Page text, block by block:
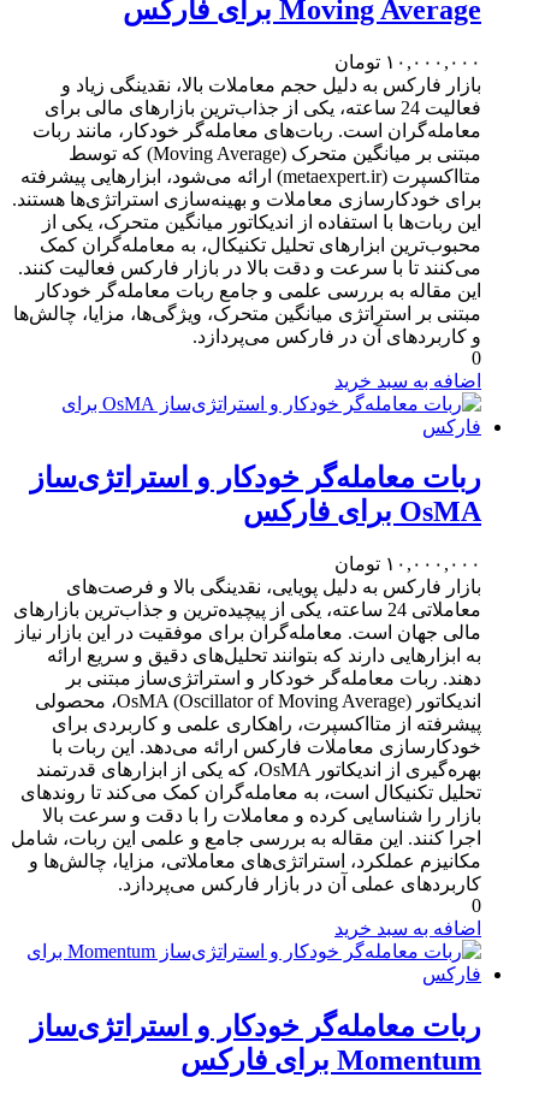
Moving Average برای فارکس
۱۰,۰۰۰,۰۰۰ تومان
بازار فارکس به دلیل حجم معاملات بالا، نقدینگی زیاد و
فعالیت 24 ساعته، یکی از جذاب‌ترین بازارهای مالی برای
معامله‌گران است. ربات‌های معامله‌گر خودکار، مانند ربات
مبتنی بر میانگین متحرک (Moving Average) که توسط
متااکسپرت (metaexpert.ir) ارائه می‌شود، ابزارهایی پیشرفته
برای خودکارسازی معاملات و بهینه‌سازی استراتژی‌ها هستند.
این ربات‌ها با استفاده از اندیکاتور میانگین متحرک، یکی از
محبوب‌ترین ابزارهای تحلیل تکنیکال، به معامله‌گران کمک
می‌کنند تا با سرعت و دقت بالا در بازار فارکس فعالیت کنند.
این مقاله به بررسی علمی و جامع ربات معامله‌گر خودکار
مبتنی بر استراتژی میانگین متحرک، ویژگی‌ها، مزایا، چالش‌ها
و کاربردهای آن در فارکس می‌پردازد.
0
اضافه به سبد خرید
ربات معامله‌گر خودکار و استراتژی‌ساز
OsMA برای فارکس
۱۰,۰۰۰,۰۰۰ تومان
بازار فارکس به دلیل پویایی، نقدینگی بالا و فرصت‌های
معاملاتی 24 ساعته، یکی از پیچیده‌ترین و جذاب‌ترین بازارهای
مالی جهان است. معامله‌گران برای موفقیت در این بازار نیاز
به ابزارهایی دارند که بتوانند تحلیل‌های دقیق و سریع ارائه
دهند. ربات معامله‌گر خودکار و استراتژی‌ساز مبتنی بر
اندیکاتور OsMA (Oscillator of Moving Average)، محصولی
پیشرفته از متااکسپرت، راهکاری علمی و کاربردی برای
خودکارسازی معاملات فارکس ارائه می‌دهد. این ربات با
بهره‌گیری از اندیکاتور OsMA، که یکی از ابزارهای قدرتمند
تحلیل تکنیکال است، به معامله‌گران کمک می‌کند تا روندهای
بازار را شناسایی کرده و معاملات را با دقت و سرعت بالا
اجرا کنند. این مقاله به بررسی جامع و علمی این ربات، شامل
مکانیزم عملکرد، استراتژی‌های معاملاتی، مزایا، چالش‌ها و
کاربردهای عملی آن در بازار فارکس می‌پردازد.
0
اضافه به سبد خرید
ربات معامله‌گر خودکار و استراتژی‌ساز
Momentum برای فارکس